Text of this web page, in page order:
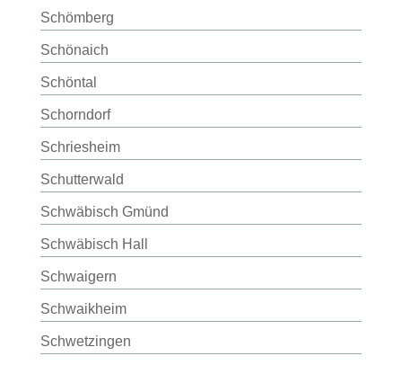
Schömberg
Schönaich
Schöntal
Schorndorf
Schriesheim
Schutterwald
Schwäbisch Gmünd
Schwäbisch Hall
Schwaigern
Schwaikheim
Schwetzingen